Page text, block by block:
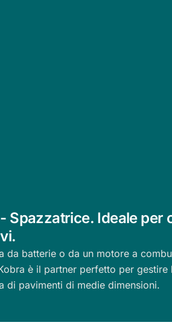
Spazzatrice. Ideale per
da batterie o da un motore a
è il partner perfetto per
di pavimenti di medie dimensioni.